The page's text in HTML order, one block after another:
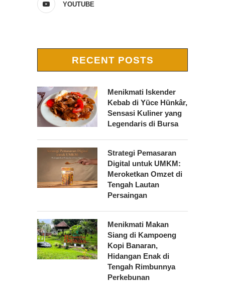
YOUTUBE
RECENT POSTS
Menikmati Iskender
Kebab di Yüce Hünkâr,
Sensasi Kuliner yang
Legendaris di Bursa
Strategi Pemasaran
Digital untuk UMKM:
Meroketkan Omzet di
Tengah Lautan
Persaingan
Menikmati Makan
Siang di Kampoeng
Kopi Banaran,
Hidangan Enak di
Tengah Rimbunnya
Perkebunan